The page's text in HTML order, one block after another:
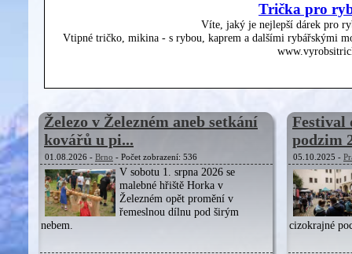
Trička pro
Víte, jaký je nejlepší dárek pro
Vtipné tričko, mikina - s rybou, kaprem a dalšími rybářskými
Železo v Železném aneb setkání
kovářů u pi...
01.08.2026 - Brno - Počet zobrazení: 536
V sobotu 1. srpna 2026 se
malebné hřiště Horka v
Železném opět promění v
řemeslnou dílnu pod širým
nebem.
Festival
podzim
05.10.2025 -
cizokrajné